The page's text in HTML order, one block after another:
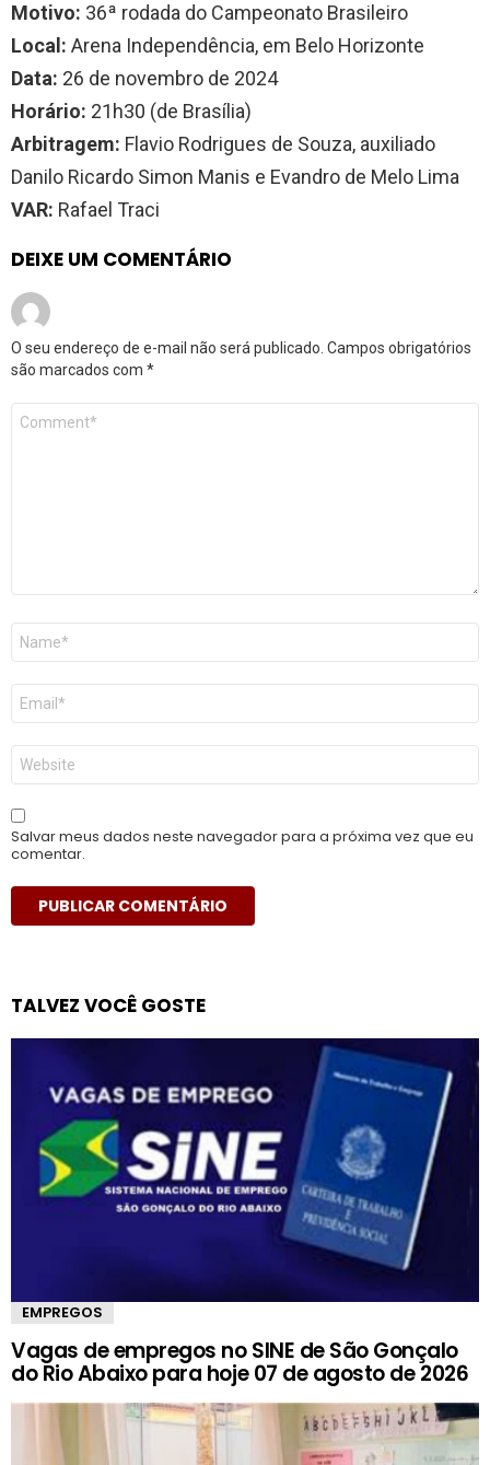
Motivo: 36ª rodada do Campeonato Brasileiro
Local: Arena Independência, em Belo Horizonte
Data: 26 de novembro de 2024
Horário: 21h30 (de Brasília)
Arbitragem: Flavio Rodrigues de Souza, auxiliado
Danilo Ricardo Simon Manis e Evandro de Melo Lima
VAR: Rafael Traci
DEIXE UM COMENTÁRIO
O seu endereço de e-mail não será publicado. Campos obrigatórios
são marcados com *
Comentário
Nome
E-
mail
*
Site
Salvar meus dados neste navegador para a próxima vez que eu
comentar.
TALVEZ VOCÊ GOSTE
EMPREGOS
Vagas de empregos no SINE de São Gonçalo
do Rio Abaixo para hoje 07 de agosto de 2026